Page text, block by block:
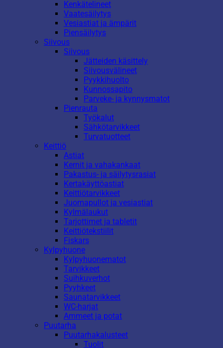
Kenkätelineet
Vaatesäilytys
Vesiastiat ja ämpärit
Piensäilytys
Siivous
Siivous
Jätteiden käsittely
Siivousvälineet
Pyykkihuolto
Kunnossapito
Parveke- ja kynnysmatot
Pienrauta
Työkalut
Sähkötarvikkeet
Turvatuotteet
Keittiö
Astiat
Kernit ja vahakankaat
Pakastus- ja säilytysrasiat
Kertakäyttöastiat
Keittiötarvikkeet
Juomapullot ja vesiastiat
Kylmälaukut
Tarjottimet ja tabletit
Keittiötekstiilit
Fiskars
Kylpyhuone
Kylpyhuonematot
Tarvikkeet
Suihkuverhot
Pyyhkeet
Saunatarvikkeet
WC-harjat
Ammeet ja potat
Puutarha
Puutarhakalusteet
Tuolit